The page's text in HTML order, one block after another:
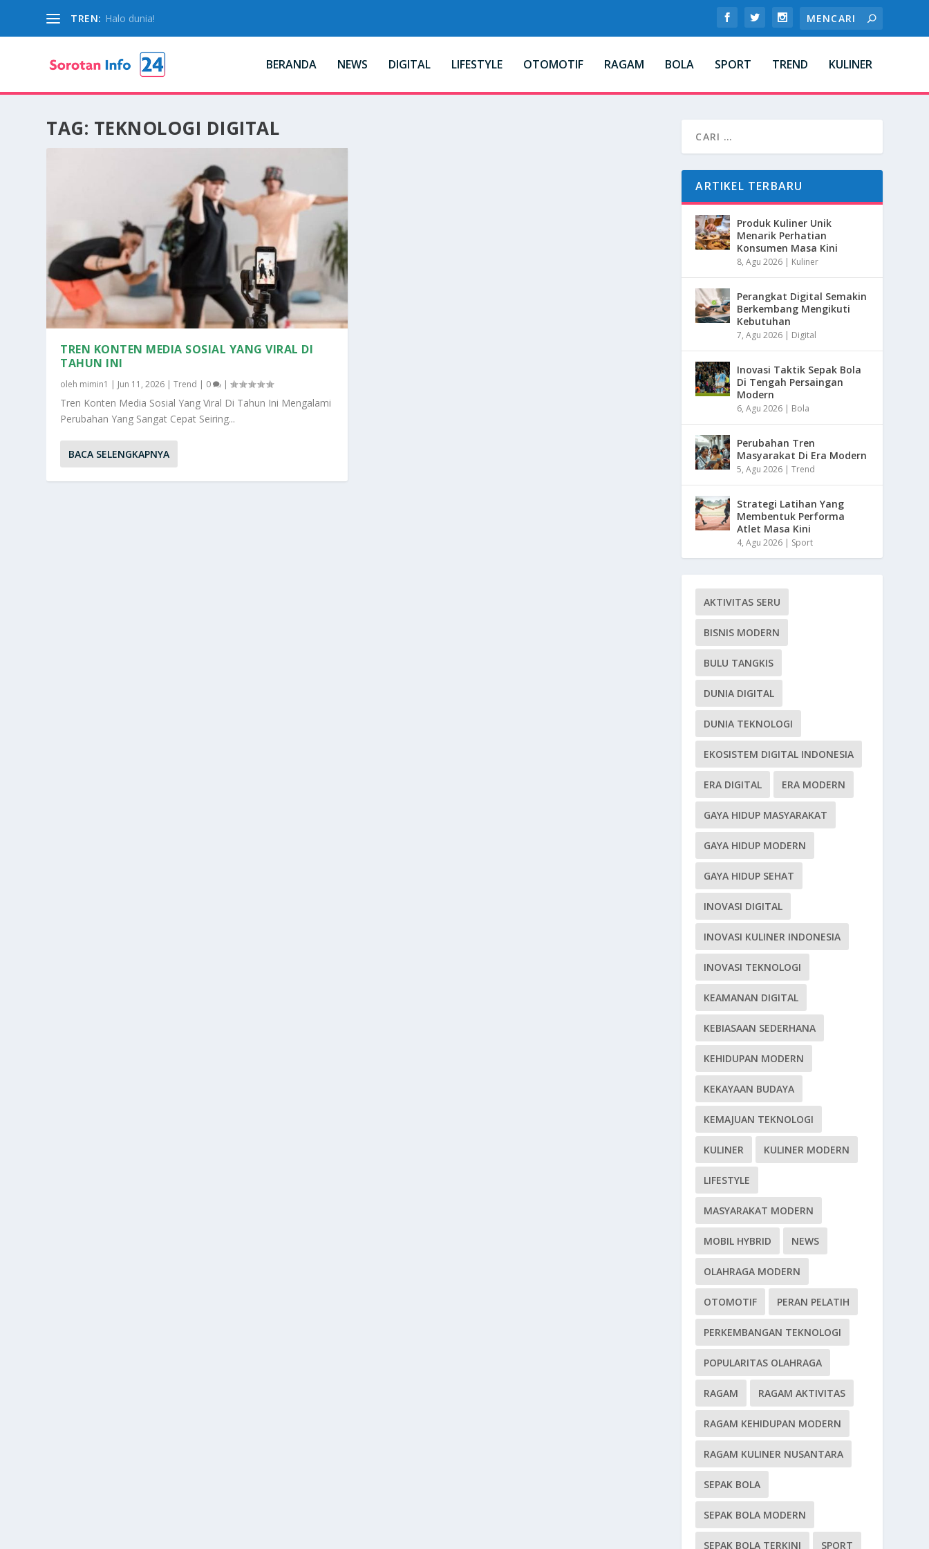
TREN: Halo dunia!
BERANDA NEWS DIGITAL LIFESTYLE OTOMOTIF RAGAM BOLA SPORT TREND KULINER
TAG: TEKNOLOGI DIGITAL
TREN KONTEN MEDIA SOSIAL YANG VIRAL DI
TAHUN INI
oleh mimin1 | Jun 11, 2026 |Trend | 0 |
Tren Konten Media Sosial Yang Viral Di Tahun Ini Mengalami
Perubahan Yang Sangat Cepat Seiring...
BACA SELENGKAPNYA
ARTIKEL TERBARU
Produk Kuliner Unik
Menarik Perhatian
Konsumen Masa Kini
8, Agu 2026 | Kuliner
Perangkat Digital Semakin
Berkembang Mengikuti
Kebutuhan
7, Agu 2026 | Digital
Inovasi Taktik Sepak Bola
Di Tengah Persaingan
Modern
6, Agu 2026 | Bola
Perubahan Tren
Masyarakat Di Era Modern
5, Agu 2026 |Trend
Strategi Latihan Yang
Membentuk Performa
Atlet Masa Kini
4, Agu 2026 | Sport
AKTIVITAS SERU
BISNIS MODERN
BULU TANGKIS
DUNIA DIGITAL
DUNIA TEKNOLOGI
EKOSISTEM DIGITAL INDONESIA
ERA DIGITAL ERA MODERN
GAYA HIDUP MASYARAKAT
GAYA HIDUP MODERN
GAYA HIDUP SEHAT
INOVASI DIGITAL
INOVASI KULINER INDONESIA
INOVASI TEKNOLOGI
KEAMANAN DIGITAL
KEBIASAAN SEDERHANA
KEHIDUPAN MODERN
KEKAYAAN BUDAYA
KEMAJUAN TEKNOLOGI
KULINER KULINER MODERN
LIFESTYLE
MASYARAKAT MODERN
MOBIL HYBRID NEWS
OLAHRAGA MODERN
OTOMOTIF PERAN PELATIH
PERKEMBANGAN TEKNOLOGI
POPULARITAS OLAHRAGA
RAGAM RAGAM AKTIVITAS
RAGAM KEHIDUPAN MODERN
RAGAM KULINER NUSANTARA
SEPAK BOLA
SEPAK BOLA MODERN
SEPAK BOLA TERKINI SPORT